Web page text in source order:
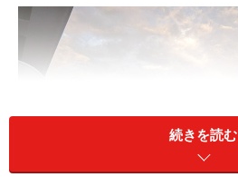
続きを読む